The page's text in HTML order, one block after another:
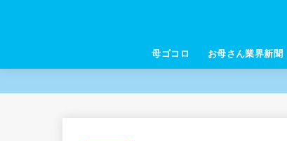
母ゴコロ お母さん業界新聞